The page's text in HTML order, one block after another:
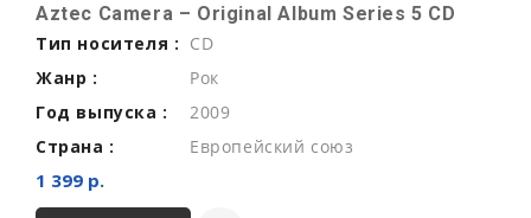
Aztec Camera ‎– Original Album Series 5 CD
Тип носителя : CD
Жанр :
Рок
Год выпуска :
2009
Страна :
Европейский союз
1 399 р.